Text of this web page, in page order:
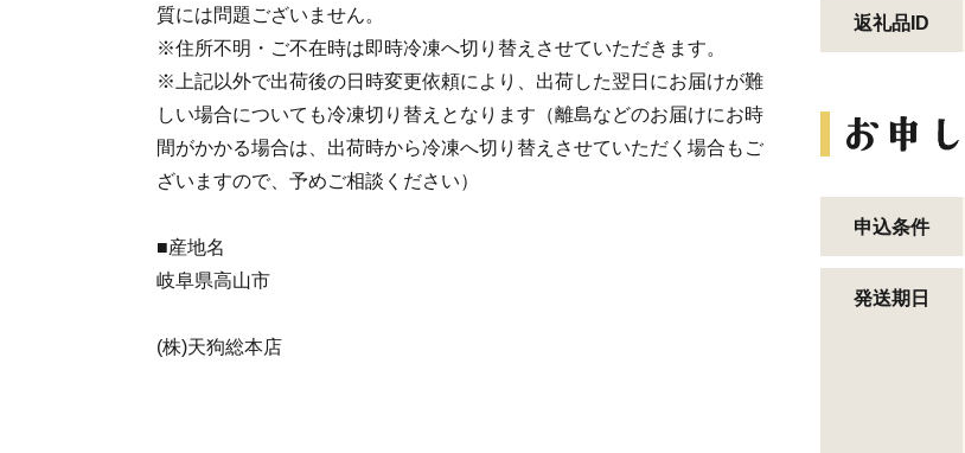
質には問題ございません。
※住所不明・ご不在時は即時冷凍へ切り替えさせていただきます。
※上記以外で出荷後の日時変更依頼により、出荷した翌日にお届けが難
しい場合についても冷凍切り替えとなります（離島などのお届けにお時
間がかかる場合は、出荷時から冷凍へ切り替えさせていただく場合もご
ざいますので、予めご相談ください）
■産地名
岐阜県高山市
(株)天狗総本店
返礼品ID
申込条件
発送期日